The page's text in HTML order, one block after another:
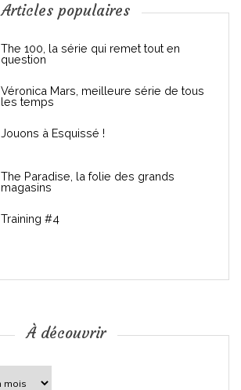
Articles populaires
The 100, la série qui remet tout en
question
Véronica Mars, meilleure série de tous
les temps
Jouons à Esquissé !
The Paradise, la folie des grands
magasins
Training #4
À découvrir